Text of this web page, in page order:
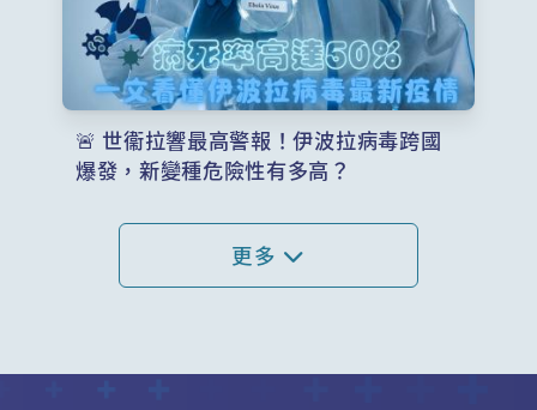
🚨 世衞拉響最高警報！伊波拉病毒跨國
爆發，新變種危險性有多高？
更多